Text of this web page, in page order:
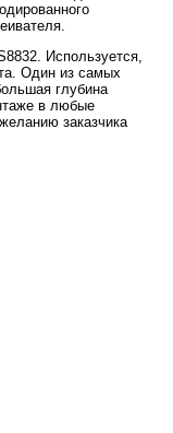
Используется,
Один из самых
глубина
в любые
заказчика